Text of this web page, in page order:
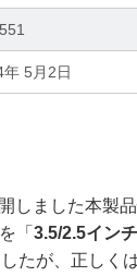
年 5月2日
しました本製
「 3.5/2.5イン
たが、正しく